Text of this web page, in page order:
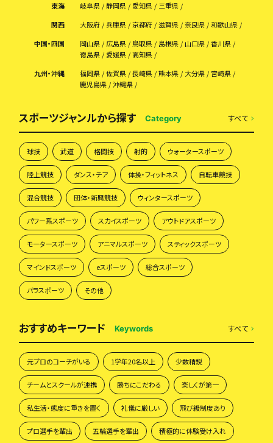
東海
岐阜県 静岡県 愛知県
三重県
関西
大阪府 兵庫県 京都府 滋賀県 奈良県
和歌山県
中国・四国
岡山県 広島県 鳥取県 島根県 山口県
香川県
徳島県
愛媛県
高知県
九州・沖縄
福岡県 佐賀県 長崎県 熊本県 大分県
宮崎県
鹿児島県
沖縄県
スポーツジャンルから探す Category すべて
球技 武道 格闘技 射的 ウォータースポーツ
陸上競技 ダンス・チア 体操・フィットネス 自転車競技
混合競技 団体・新興競技 ウィンタースポーツ
パワー系スポーツ スカイスポーツ アウトドアスポーツ
モータースポーツ アニマルスポーツ スティックスポーツ
マインドスポーツ eスポーツ 総合スポーツ
パラスポーツ その他
おすすめキーワード Keywords すべて
元プロのコーチがいる 1学年20名以上 少数精鋭
チームとスクールが連携 勝ちにこだわる 楽しくが第一
私生活・態度に重きを置く 礼儀に厳しい 飛び級制度あり
プロ選手を輩出 五輪選手を輩出 積極的に体験受け入れ